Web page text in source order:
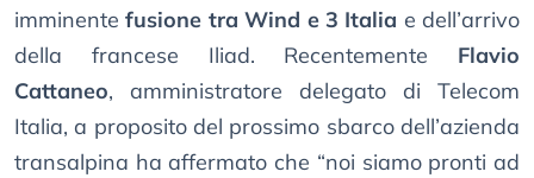
imminentefusione tra Wind e 3 Italia e dell’arrivo
della francese Iliad. Recentemente Flavio
Cattaneo, amministratore delegato di Telecom
Italia, a proposito del prossimo sbarco dell’azienda
transalpina ha affermato che “noi siamo pronti ad